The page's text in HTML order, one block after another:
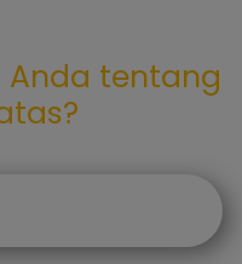
tentang